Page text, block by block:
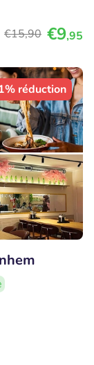
€15,90 €9,95
réduction